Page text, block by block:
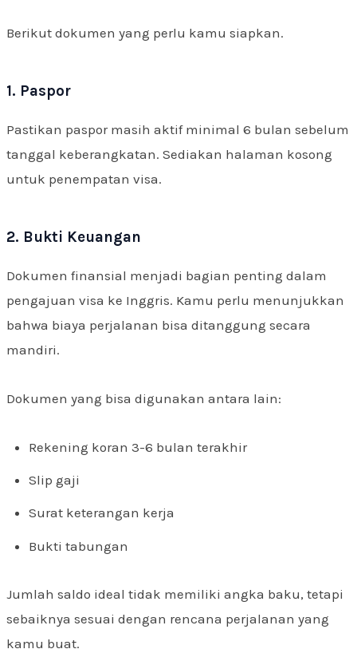
Berikut dokumen yang perlu kamu siapkan.
1. Paspor
Pastikan paspor masih aktif minimal 6 bulan sebelum
tanggal keberangkatan. Sediakan halaman kosong
untuk penempatan visa.
2. Bukti Keuangan
Dokumen finansial menjadi bagian penting dalam
pengajuan visa ke Inggris. Kamu perlu menunjukkan
bahwa biaya perjalanan bisa ditanggung secara
mandiri.
Dokumen yang bisa digunakan antara lain:
Rekening koran 3-6 bulan terakhir
Slip gaji
Surat keterangan kerja
Bukti tabungan
Jumlah saldo ideal tidak memiliki angka baku, tetapi
sebaiknya sesuai dengan rencana perjalanan yang
kamu buat.